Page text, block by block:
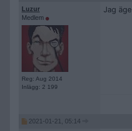
Luzur
Medlem
Reg: Aug 2014
Inlägg: 2 199
Jag
2021-01-21, 05:14